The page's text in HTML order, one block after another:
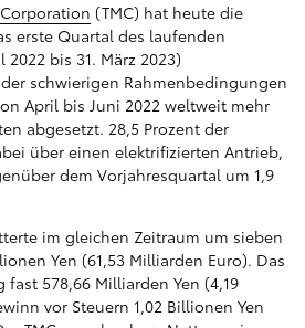
(TMC) hat heute die
erste Quartal des laufenden
bis 31. März 2023)
schwierigen Rahmenbedingungen
April bis Juni 2022 weltweit mehr
abgesetzt. 28,5 Prozent der
über einen elektrifizierten Antrieb,
dem Vorjahresquartal um 1,9
im gleichen Zeitraum um sieben
Yen (61,53 Milliarden Euro). Das
578,66 Milliarden Yen (4,19
vor Steuern 1,02 Billionen Yen